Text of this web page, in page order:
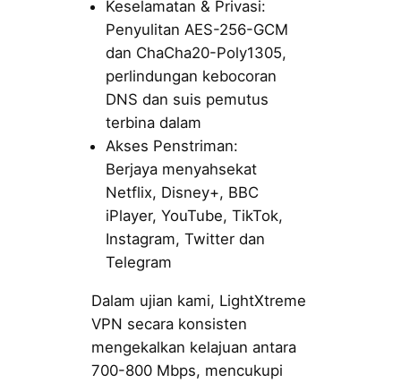
Keselamatan & Privasi:
Penyulitan AES-256-GCM
dan ChaCha20-Poly1305,
perlindungan kebocoran
DNS dan suis pemutus
terbina dalam
Akses Penstriman:
Berjaya menyahsekat
Netflix, Disney+, BBC
iPlayer, YouTube, TikTok,
Instagram, Twitter dan
Telegram
Dalam ujian kami, LightXtreme
VPN secara konsisten
mengekalkan kelajuan antara
700-800 Mbps, mencukupi